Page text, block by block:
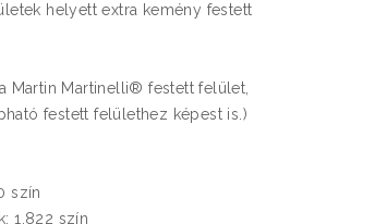
helyett extra kemény festett
Martin Martinelli® festett felület,
festett felülethez képest is.)
szín
1.822 szín